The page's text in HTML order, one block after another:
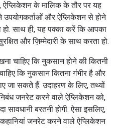
के मालिक के तौर पर यह
उपयोगकर्ताओं और ऐप्लिकेशन से होने
हो. साथ ही, यह पक्का करें कि आपका
और ज़िम्मेदारी के साथ करता हो.
चाहिए कि नुकसान होने की कितनी
कि नुकसान कितना गंभीर है और
जा सकते हैं. उदाहरण के लिए, तथ्यों
जनरेट करने वाले ऐप्लिकेशन को,
बरतनी होगी. ऐसा इसलिए,
जनरेट करने वाले ऐप्लिकेशन